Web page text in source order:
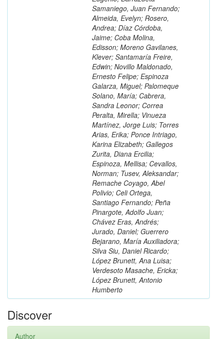
Samaniego, Juan Fernando;
Almeida, Evelyn; Rosero,
Andrea; Díaz Córdoba,
Jaime; Coba Molina,
Edisson; Moreno Gavilanes,
Klever; Santamaría Freire,
Edwin; Novillo Maldonado,
Ernesto Felipe; Espinoza
Galarza, Miguel; Palomeque
Solano, María; Cabrera,
Sandra Leonor; Correa
Peralta, Mirella; Vinueza
Martínez, Jorge Luis; Torres
Arias, Erika; Ponce Intriago,
Karina Elizabeth; Gallegos
Zurita, Diana Ercilia;
Espinoza, Mellisa; Cevallos,
Norman; Tusev, Aleksandar;
Remache Coyago, Abel
Polivio; Celi Ortega,
Santiago Fernando; Peña
Pinargote, Adolfo Juan;
Chávez Eras, Andrés;
Jurado, Daniel; Guerrero
Bejarano, María Auxiliadora;
Silva Siu, Daniel Ricardo;
López Brunett, Ana Luisa;
Verdesoto Masache, Ericka;
López Brunett, Antonio
Humberto
Discover
Author